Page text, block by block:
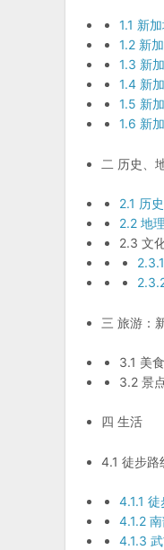
1.1 新
1.2 新
1.3 新
1.4 新
1.5 新
1.6 新
二 历史、
2.1 历史
2.2 地理
2.3 文
三 旅游：
3.1 美食
3.2 景
四 生活
4.1 徒步路
4.1.1
4.1.2
4.1.3